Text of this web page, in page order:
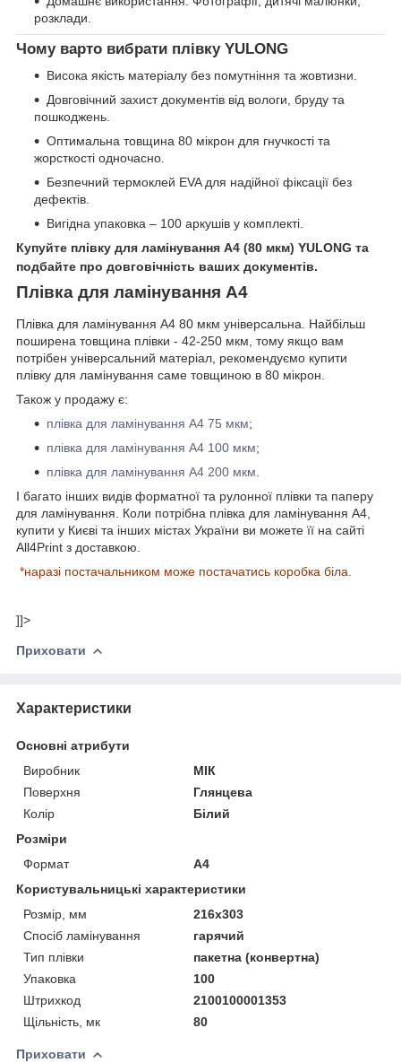
розклади.
Чому варто вибрати плівку YULONG
Висока якість матеріалу без помутніння та жовтизни.
Довговічний захист документів від вологи, бруду та
пошкоджень.
Оптимальна товщина 80 мікрон для гнучкості та
жорсткості одночасно.
Безпечний термоклей EVA для надійної фіксації без
дефектів.
Вигідна упаковка – 100 аркушів у комплекті.
Купуйте плівку для ламінування A4 (80 мкм) YULONG та
подбайте про довговічність ваших документів.
Плівка для ламінування А4
Плівка для ламінування А4 80 мкм універсальна. Найбільш
поширена товщина плівки - 42-250 мкм, тому якщо вам
потрібен універсальний матеріал, рекомендуємо купити
плівку для ламінування саме товщиною в 80 мікрон.
Також у продажу є:
плівка для ламінування А4 75 мкм;
плівка для ламінування A4 100 мкм;
плівка для ламінування А4 200 мкм
І багато інших видів форматної та рулонної плівки та паперу
для ламінування. Коли потрібна плівка для ламінування А4,
купити у Києві та інших містах України ви можете її на сайті
All4Print з доставкою.
*наразі постачальником може постачатись коробка біла.
]]>
Приховати
Характеристики
Основні атрибути
Виробник
МІК
Поверхня
Глянцева
Колір
Білий
Розміри
Формат
A4
Користувальницькі характеристики
Розмір, мм
216х303
Спосіб ламінування
гарячий
Тип плівки
пакетна (конвертна)
Упаковка
100
Штрихкод
2100100001353
Щільність, мк
80
Приховати